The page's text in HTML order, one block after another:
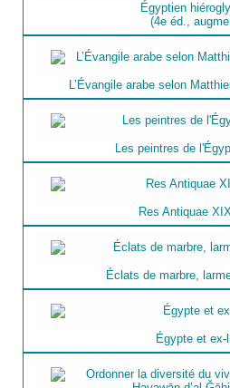
Égyptien
(4e éd.,
L’Évangile arabe selon
Les peintres de
Res Antiquae
Éclats de marbre,
Égypte et ex-